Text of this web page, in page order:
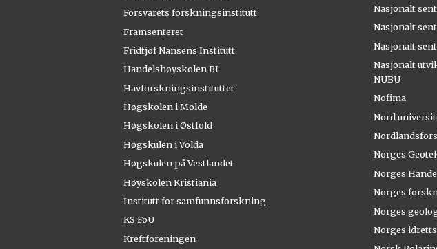
Forsvarets forskningsinstitutt
Framsenteret
Fridtjof Nansens Institutt
Handelshøyskolen BI
Havforskningsinstituttet
Høgskolen i Molde
Høgskolen i Østfold
Høgskulen i Volda
Høgskulen på Vestlandet
Høyskolen Kristiania
Institutt for samfunnsforskning
KS FoU
Kreftforeningen
Nasjonalt
Nasjonalt
Nasjonalt
Nasjonalt
NUBU
Nofima
Nord
Norges
Norges
Norges
Norges
Norges